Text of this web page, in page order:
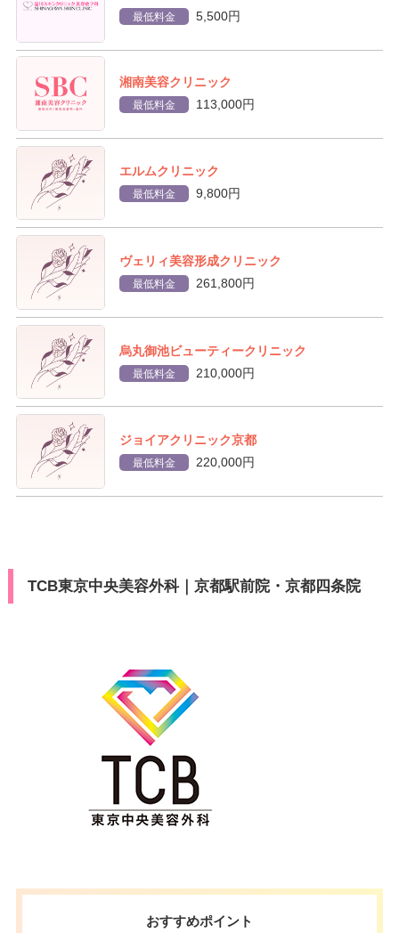
最低料金 5,500円
湘南美容クリニック
最低料金 113,000円
エルムクリニック
最低料金 9,800円
ヴェリィ美容形成クリニック
最低料金 261,800円
烏丸御池ビューティークリニック
最低料金 210,000円
ジョイアクリニック京都
最低料金 220,000円
TCB東京中央美容外科｜京都駅前院・京都四条院
おすすめポイント